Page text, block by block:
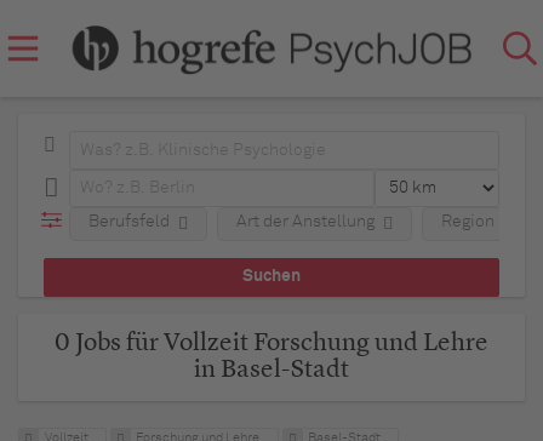
Berufsfeld Art der Anstellung Region
0 Jobs für Vollzeit Forschung und Lehre
in Basel-Stadt